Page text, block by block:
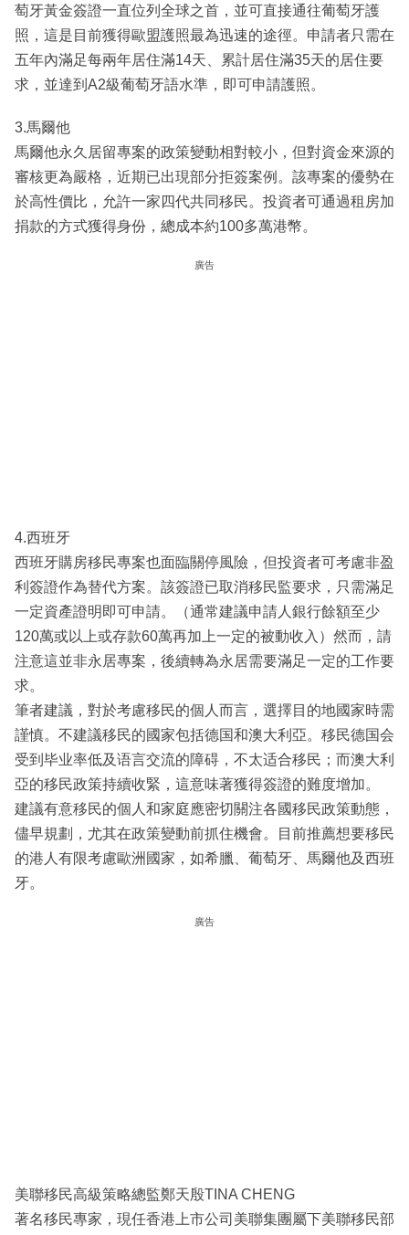
萄牙黃金簽證一直位列全球之首，並可直接通往葡萄牙護
照，這是目前獲得歐盟護照最為迅速的途徑。申請者只需在
五年內滿足每兩年居住滿14天、累計居住滿35天的居住要
求，並達到A2級葡萄牙語水準，即可申請護照。
3.馬爾他
馬爾他永久居留專案的政策變動相對較小，但對資金來源的
審核更為嚴格，近期已出現部分拒簽案例。該專案的優勢在
於高性價比，允許一家四代共同移民。投資者可通過租房加
捐款的方式獲得身份，總成本約100多萬港幣。
廣告
4.西班牙
西班牙購房移民專案也面臨關停風險，但投資者可考慮非盈
利簽證作為替代方案。該簽證已取消移民監要求，只需滿足
一定資產證明即可申請。（通常建議申請人銀行餘額至少
120萬或以上或存款60萬再加上一定的被動收入）然而，請
注意這並非永居專案，後續轉為永居需要滿足一定的工作要
求。
筆者建議，對於考慮移民的個人而言，選擇目的地國家時需
謹慎。不建議移民的國家包括德国和澳大利亞。移民德国会
受到毕业率低及语言交流的障碍，不太适合移民；而澳大利
亞的移民政策持續收緊，這意味著獲得簽證的難度增加。
建議有意移民的個人和家庭應密切關注各國移民政策動態，
儘早規劃，尤其在政策變動前抓住機會。目前推薦想要移民
的港人有限考慮歐洲國家，如希臘、葡萄牙、馬爾他及西班
牙。
廣告
美聯移民高級策略總監鄭天殷TINA CHENG
著名移民專家，現任香港上市公司美聯集團屬下美聯移民部